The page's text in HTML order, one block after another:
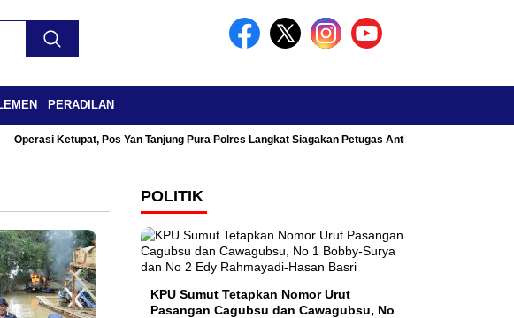
PERADILAN
Operasi Ketupat, Pos Yan Tanjung Pura Polres Langkat Siagakan Petugas Antisipasi Kemacetan
POLITIK
KPU Sumut Tetapkan Nomor Urut
Pasangan Cagubsu dan Cawagubsu, No